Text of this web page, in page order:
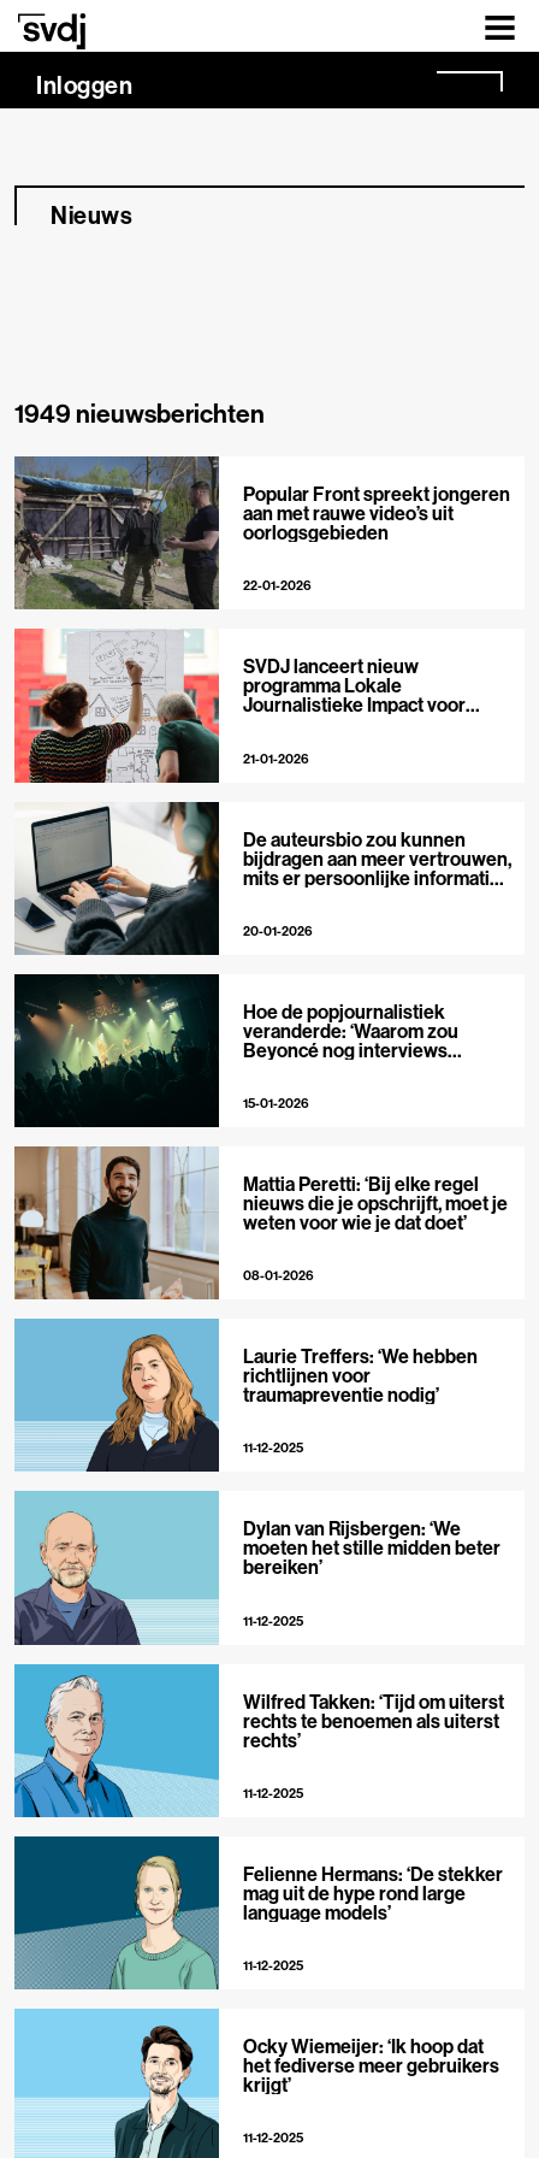
Naar hoofdinhoud
Inloggen
Nieuws
1949 nieuwsberichten
Popular Front spreekt jongeren
aan met rauwe video’s uit
oorlogsgebieden
22-01-2026
SVDJ lanceert nieuw
programma Lokale
Journalistieke Impact voor
21-01-2026
De auteursbio zou kunnen
bijdragen aan meer vertrouwen,
mits er persoonlijke informatie
20-01-2026
Hoe de popjournalistiek
veranderde: ‘Waarom zou
Beyoncé nog interviews
15-01-2026
Mattia Peretti: ‘Bij elke regel
nieuws die je opschrijft, moet je
weten voor wie je dat doet’
08-01-2026
Laurie Treffers: ‘We hebben
richtlijnen voor
traumapreventie nodig’
11-12-2025
Dylan van Rijsbergen: ‘We
moeten het stille midden beter
bereiken’
11-12-2025
Wilfred Takken: ‘Tijd om uiterst
rechts te benoemen als uiterst
rechts’
11-12-2025
Felienne Hermans: ‘De stekker
mag uit de hype rond large
language models’
11-12-2025
Ocky Wiemeijer: ‘Ik hoop dat
het fediverse meer gebruikers
krijgt’
11-12-2025